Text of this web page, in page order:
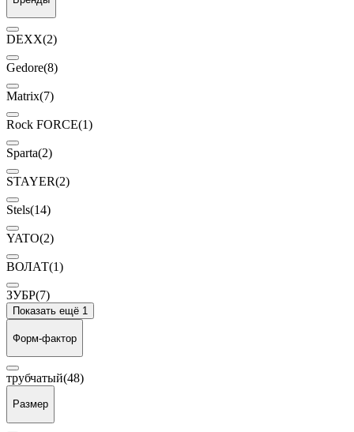
DEXX(2)
Gedore(8)
Matrix(7)
Rock FORCE(1)
Sparta(2)
STAYER(2)
Stels(14)
YATO(2)
ВОЛАТ(1)
ЗУБР(7)
Показать ещё 1
Форм-фактор
трубчатый(48)
Размер